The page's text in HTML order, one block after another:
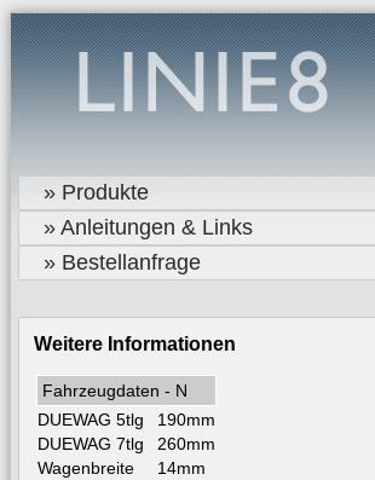
» Produkte
» Anleitungen & Links
» Bestellanfrage
Weitere Informationen
Fahrzeugdaten - N
DUEWAG 5tlg
190mm
DUEWAG 7tlg
260mm
Wagenbreite
14mm